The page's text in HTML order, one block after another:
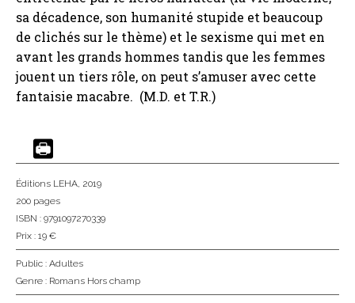
sa décadence, son humanité stupide et beaucoup
de clichés sur le thème) et le sexisme qui met en
avant les grands hommes tandis que les femmes
jouent un tiers rôle, on peut s’amuser avec cette
fantaisie macabre. (M.D. et T.R.)
Éditions LEHA, 2019
200 pages
ISBN : 9791097270339
Prix : 19 €
Public : Adultes
Genre : Romans Hors champ